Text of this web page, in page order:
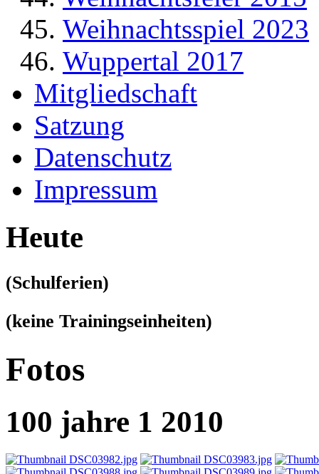
Weihnachtsspiel 2023
Wuppertal 2017
Mitgliedschaft
Satzung
Datenschutz
Impressum
Heute
(Schulferien)
(keine Trainingseinheiten)
Fotos
100 jahre 1 2010